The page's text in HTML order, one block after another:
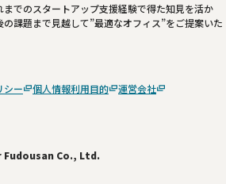
でのスタートアップ支援経験で得た知見を活か
の課題まで見越して”最適なオフィス”をご提案いた
シー 個人情報利用目的 運営会社
Co., Ltd.